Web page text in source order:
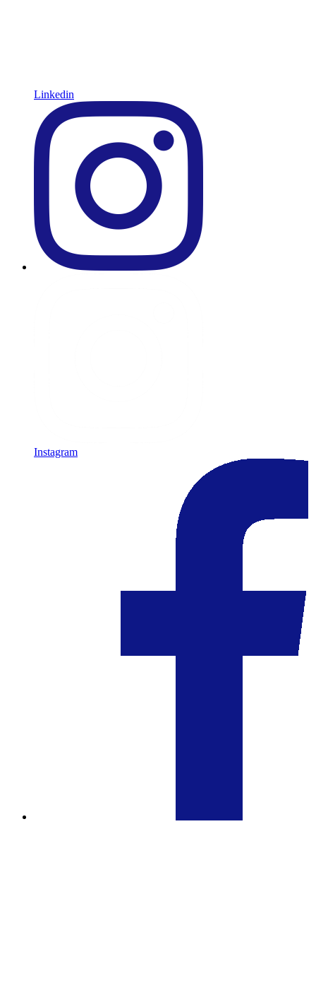
Linkedin
Instagram